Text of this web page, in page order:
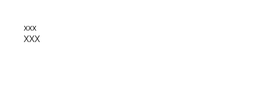
xxx
XXX